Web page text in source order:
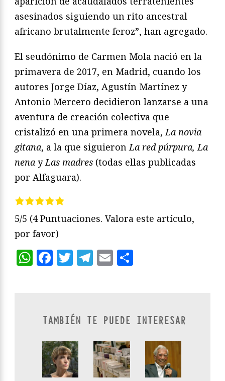
asesinados siguiendo un rito ancestral
africano brutalmente feroz”, han agregado.
El seudónimo de Carmen Mola nació en la
primavera de 2017, en Madrid, cuando los
autores Jorge Díaz, Agustín Martínez y
Antonio Mercero decidieron lanzarse a una
aventura de creación colectiva que
cristalizó en una primera novela,La novia
gitana, a la que siguieronLa red púrpura, La
nena yLas madres (todas ellas publicadas
por Alfaguara).
5/5 (4 Puntuaciones. Valora este artículo,
por favor)
WhatsApp
Facebook
Twitter
Telegram
Email
TAMBIÉN TE PUEDE INTERESAR